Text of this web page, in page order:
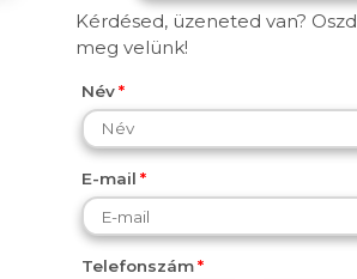
Kérdésed, üzeneted van? Oszd
meg velünk!
Név
E-mail
Telefonszám